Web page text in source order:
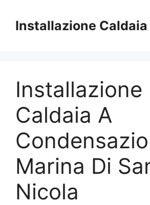
contenuto
Installazione Caldaia
Installazione
Caldaia A
Marina Di
Nicola